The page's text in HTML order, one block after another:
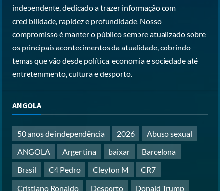
5
independente, dedicado a trazer informação com
credibilidade, rapidez e profundidade. Nosso
compromisso é manter o público sempre atualizado sobre
os principais acontecimentos da atualidade, cobrindo
temas que vão desde política, economia e sociedade até
entretenimento, cultura e desporto.
ANGOLA
50 anos de independência 2026
Abuso sexual
ANGOLA
Argentina baixar
Barcelona
Brasil
C4 Pedro Cleyton M
CR7
Cristiano Ronaldo
Desporto
Donald Trump